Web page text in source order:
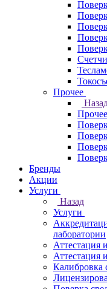
Прочее
Прочее
Бренды
Акции
Услуги
Назад
Услуги
лаборатории
Аттестация
Аттестация
Калибровка